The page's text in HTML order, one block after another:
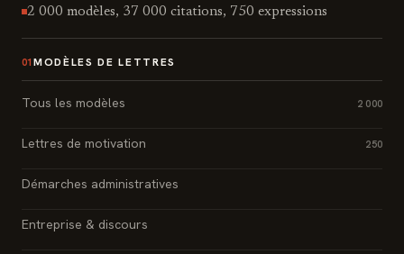
2 000 modèles, 37 000 citations, 750 expressions
01 MODÈLES DE LETTRES
Tous les modèles 2 000
Lettres de motivation 250
Démarches administratives
Entreprise & discours